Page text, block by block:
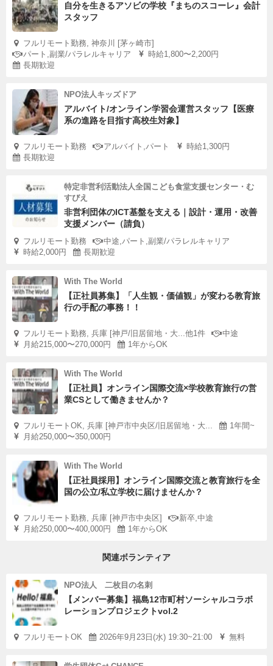
自分を生きるアソビの学校『まちのスコーレ』会計
スタッフ
フルリモート勤務, 神奈川 [茅ヶ崎市]
パート,副業/パラレルキャリア
時給1,800〜2,200円
長期歓迎
NPO法人キッズドア
アルバイト/オンライン学習会運営スタッフ【医療
系の進路を目指す高校生対象】
フルリモート勤務 アルバイト,パート
時給1,300円
長期歓迎
特定非営利活動法人全国こども食堂支援センター・む
すびえ
非営利団体のICT基盤を支える｜設計・運用・改善
支援メンバー（請負）
フルリモート勤務
中途,パート,副業/パラレルキャリア
時給2,000円
長期歓迎
With The World
【正社員募集】「人生観・価値観」が変わる教育旅
行の手配の事務！！
フルリモート勤務, 兵庫 [神戸/旧居留地・大...他1件
中途
月給215,000〜270,000円
1年からOK
With The World
【正社員】オンライン国際交流×学校教育旅行の営
業CSとして働きませんか？
フルリモートOK, 兵庫 [神戸市中央区/旧居留地・大...
1年間~
月給250,000〜350,000円
With The World
【正社員採用】オンライン国際交流と教育旅行を全
国の公立/私立学校に届けませんか？
フルリモート勤務, 兵庫 [神戸市中央区]
新卒,中途
月給250,000〜400,000円
1年からOK
関連ボランティア
NPO法人 二枚目の名刺
【メンバー募集】福島12市町村ソーシャルコラボ
レーションプロジェクトvol.2
フルリモートOK 2026年9月23日(水) 19:30~21:00 無料